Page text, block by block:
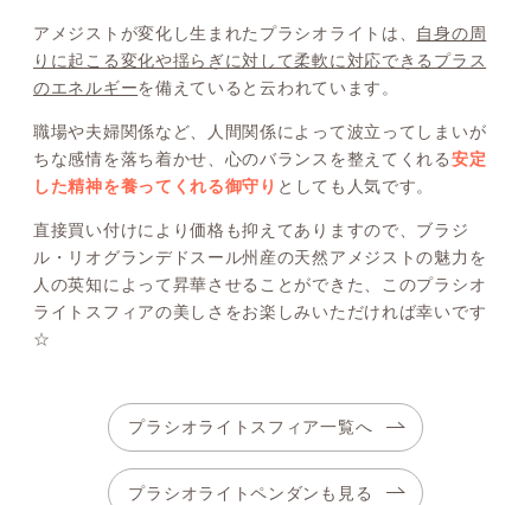
アメジストが変化し生まれたプラシオライトは、 自身の周
りに起こる変化や揺らぎに対して柔軟に対応できるプラス
のエネルギーを備えていると云われています。
職場や夫婦関係など、人間関係によって波立ってしまいが
ちな感情を落ち着かせ、心のバランスを整えてくれる安定
した精神を養ってくれる御守り としても人気です。
直接買い付けにより価格も抑えてありますので、ブラジ
ル・リオグランデドスール州産の天然アメジストの魅力を
人の英知によって昇華させることができた、このプラシオ
ライトスフィアの美しさをお楽しみいただければ幸いです
☆
プラシオライトスフィア一覧へ
プラシオライトペンダンも見る